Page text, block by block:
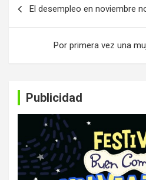
entradas
El desempleo en noviembre
Por primera vez una
Publicidad